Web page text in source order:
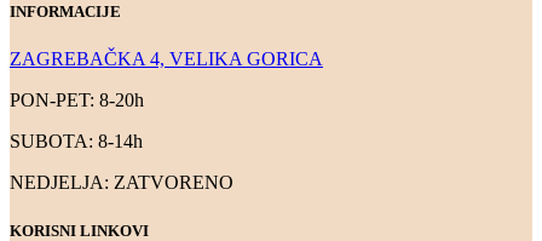
INFORMACIJE
ZAGREBAČKA 4, VELIKA GORICA
PON-PET: 8-20h
SUBOTA: 8-14h
NEDJELJA: ZATVORENO
KORISNI LINKOVI